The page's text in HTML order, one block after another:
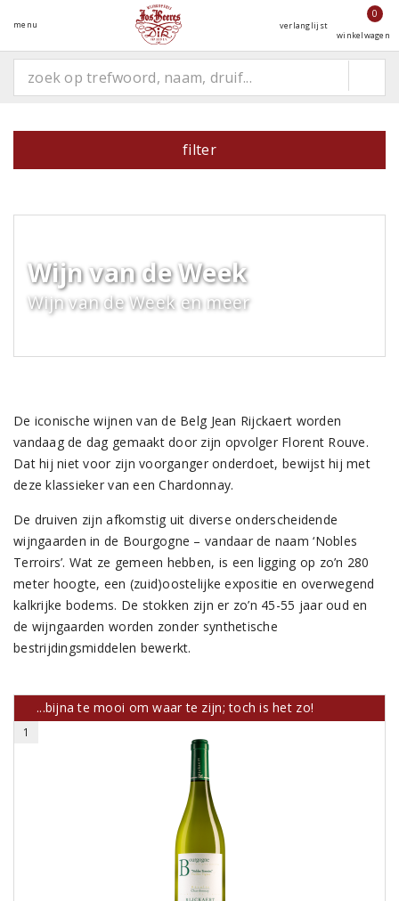
menu verlanglijst
0
winkelwagen
filter
Wijn van de Week
Wijn van de Week en meer
De iconische wijnen van de Belg Jean Rijckaert worden
vandaag de dag gemaakt door zijn opvolger Florent Rouve.
Dat hij niet voor zijn voorganger onderdoet, bewijst hij met
deze klassieker van een Chardonnay.
De druiven zijn afkomstig uit diverse onderscheidende
wijngaarden in de Bourgogne – vandaar de naam ‘Nobles
Terroirs’. Wat ze gemeen hebben, is een ligging op zo’n 280
meter hoogte, een (zuid)oostelijke expositie en overwegend
kalkrijke bodems. De stokken zijn er zo’n 45-55 jaar oud en
de wijngaarden worden zonder synthetische
bestrijdingsmiddelen bewerkt.
...bijna te mooi om waar te zijn; toch is het zo!
1